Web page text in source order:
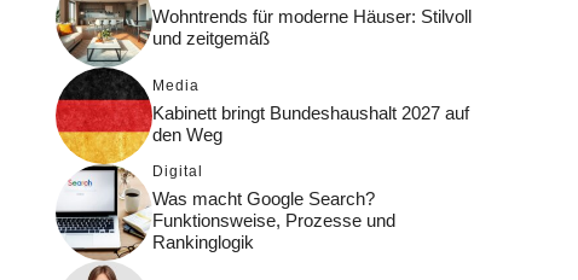
Wohntrends für moderne Häuser: Stilvoll
und zeitgemäß
Media
Kabinett bringt Bundeshaushalt 2027 auf
den Weg
Digital
Was macht Google Search?
Funktionsweise, Prozesse und
Rankinglogik